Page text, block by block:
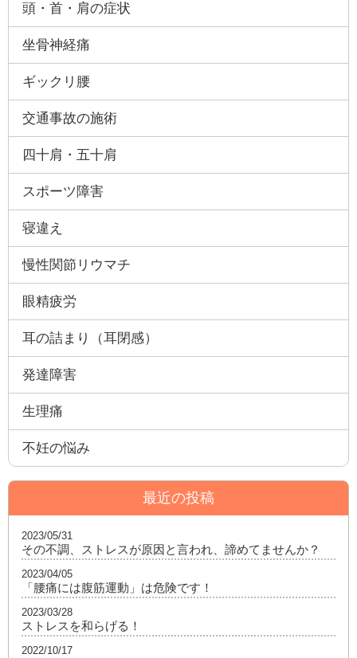
頭・首・肩の症状
坐骨神経痛
ギックリ腰
交通事故の施術
四十肩・五十肩
スポーツ障害
寝違え
慢性関節リウマチ
眼精疲労
耳の詰まり（耳閉感）
発達障害
生理痛
不妊の悩み
最近の投稿
その不調、ストレスが原因と言われ、諦めてませんか？
2023/05/31
「腰痛には腹筋運動」は危険です！
2023/04/05
ストレスを和らげる！
2023/03/28
2022/10/17